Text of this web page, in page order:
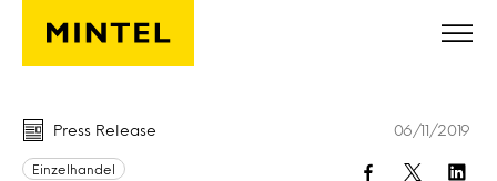
Skip to main content
Press Release
Einzelhandel
06/11/2019